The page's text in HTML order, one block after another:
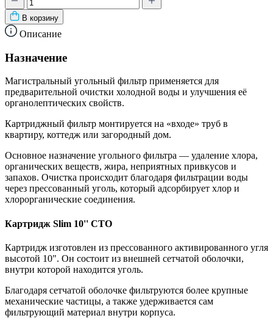
В корзину
Описание
Назначение
Магистральный угольный фильтр применяется для
предварительной очистки холодной воды и улучшения её
органолептических свойств.
Картриджный фильтр монтируется на «входе» труб в
квартиру, коттедж или загородный дом.
Основное назначение угольного фильтра — удаление хлора,
органических веществ, жира, неприятных привкусов и
запахов. Очистка происходит благодаря фильтрации воды
через прессованный уголь, который адсорбирует хлор и
хлорорганические соединения.
Картридж Slim 10'' CTO
Картридж изготовлен из прессованного активированного угля
высотой 10". Он состоит из внешней сетчатой оболочки,
внутри которой находится уголь.
Благодаря сетчатой оболочке фильтруются более крупные
механические частицы, а также удерживается сам
фильтрующий материал внутри корпуса.